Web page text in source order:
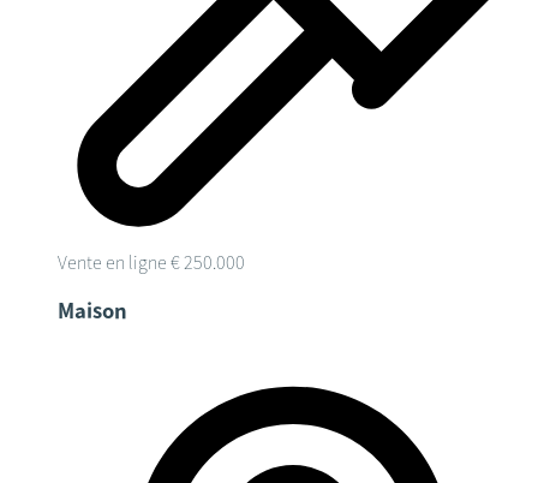
Vente en ligne € 250.000
Maison